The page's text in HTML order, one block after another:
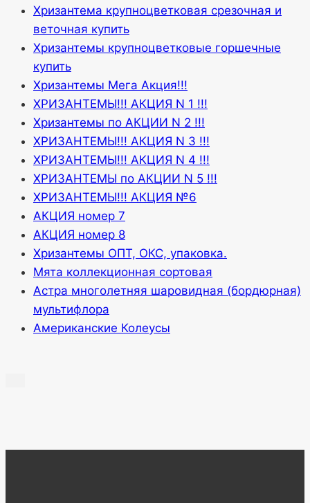
Хризантема крупноцветковая срезочная и
веточная купить
Хризантемы крупноцветковые горшечные
купить
Хризантемы Мега Акция!!!
ХРИЗАНТЕМЫ!!! АКЦИЯ N 1 !!!
Хризантемы по АКЦИИ N 2 !!!
ХРИЗАНТЕМЫ!!! АКЦИЯ N 3 !!!
ХРИЗАНТЕМЫ!!! АКЦИЯ N 4 !!!
ХРИЗАНТЕМЫ по АКЦИИ N 5 !!!
ХРИЗАНТЕМЫ!!! АКЦИЯ №6
АКЦИЯ номер 7
АКЦИЯ номер 8
Хризантемы ОПТ, ОКС, упаковка.
Мята коллекционная сортовая
Астра многолетняя шаровидная (бордюрная)
мультифлора
Американские Колеусы